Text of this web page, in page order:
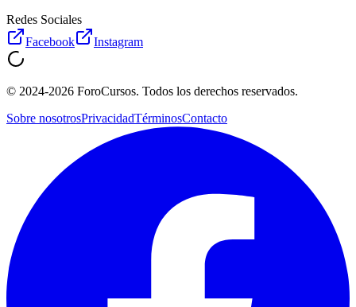
Redes Sociales
Facebook
Instagram
© 2024-2026 ForoCursos. Todos los derechos reservados.
Sobre nosotrosPrivacidadTérminosContacto